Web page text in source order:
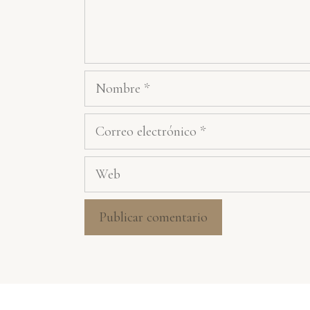
Nombre
Correo
electrónico
Web